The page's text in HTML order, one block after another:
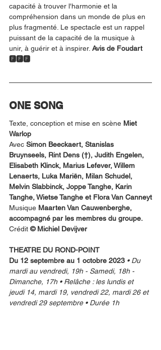
capacité à trouver l'harmonie et la
compréhension dans un monde de plus en
plus fragmenté. Le spectacle est un rappel
puissant de la capacité de la musique à
unir, à guérir et à inspirer. Avis de Foudart
🅵🅵🅵
ONE SONG
Texte, conception et mise en scène Miet
Warlop
Avec Simon Beeckaert, Stanislas
Bruynseels, Rint Dens (†), Judith Engelen,
Elisabeth Klinck, Marius Lefever, Willem
Lenaerts, Luka Mariën, Milan Schudel,
Melvin Slabbinck, Joppe Tanghe, Karin
Tanghe, Wietse Tanghe et Flora Van Canneyt
Musique Maarten Van Cauwenberghe,
accompagné par les membres du groupe.
Crédit © Michiel Devijver
THEATRE DU ROND-POINT
Du 12 septembre au 1 octobre 2023 • Du
mardi au vendredi, 19h - Samedi, 18h -
Dimanche, 17h • Relâche : les lundis et
jeudi 14, mardi 19, vendredi 22, mardi 26 et
vendredi 29 septembre • Durée 1h